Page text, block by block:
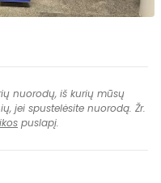
nuorodų, iš kurių mūsų
jei spustelėsite nuorodą. Žr.
puslapį.